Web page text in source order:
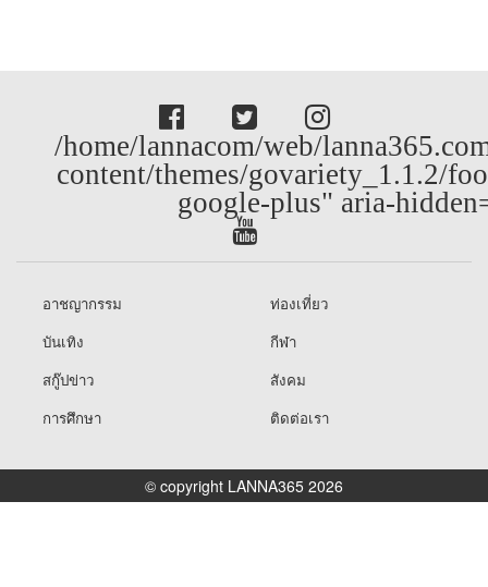
/home/lannacom/web/
content/themes/govariety_1.1.2/
google-plus" aria-
อาชญากรรม
ท่องเที่ยว
บันเทิง
กีฬา
สกู๊ปข่าว
สังคม
การศึกษา
ติดต่อเรา
© copyright LANNA365 2026